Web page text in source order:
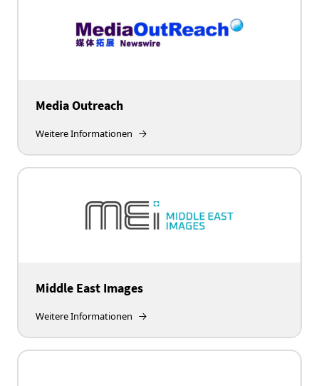
Media Outreach
Weitere Informationen
Middle East Images
Weitere Informationen